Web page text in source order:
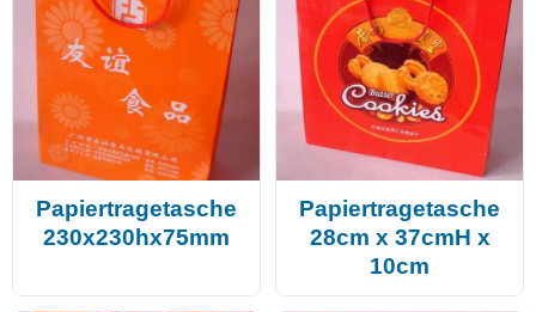
Papiertragetasche
230x230hx75mm
Papiertragetasche
28cm x 37cmH x
10cm